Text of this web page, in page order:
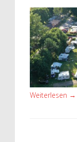
Weiterlesen →